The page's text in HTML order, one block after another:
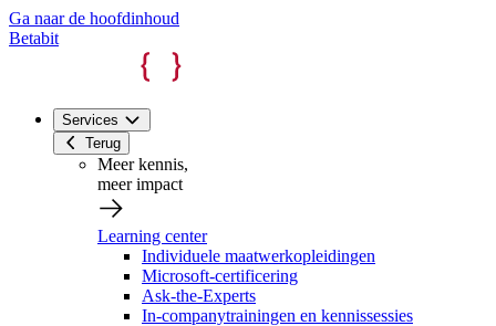
Ga naar de hoofdinhoud
Betabit
Services
Terug
Meer kennis,
meer impact
Learning center
Individuele maatwerkopleidingen
Microsoft-certificering
Ask-the-Experts
In-companytrainingen en kennissessies